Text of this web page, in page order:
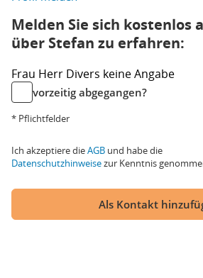
Melden Sie sich kostenlos
über Stefan zu erfahren:
Frau Herr Divers keine Angabe
vorzeitig abgegangen?
* Pflichtfelder
Ich akzeptiere dieAGB und habe die
Datenschutzhinweisezur Kenntnis
Als Kontakt